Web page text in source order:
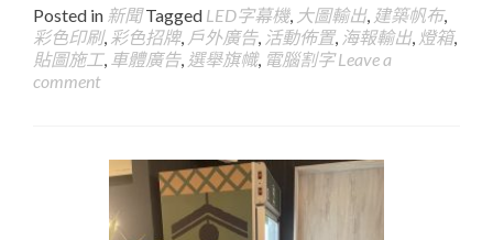
Posted in 新聞 Tagged LED字幕機, 大圖輸出, 建築帆布,
彩色印刷, 彩色招牌, 戶外廣告, 活動佈置, 海報輸出, 燈箱,
貼圖施工, 車體廣告, 選舉旗幟, 電腦割字 Leave a
comment